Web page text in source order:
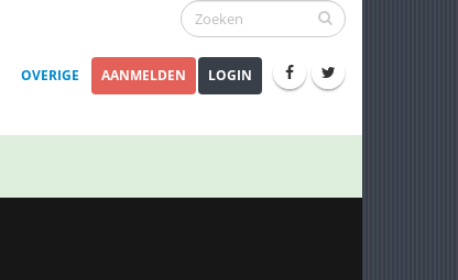
OVERIGE AANMELDEN LOGIN